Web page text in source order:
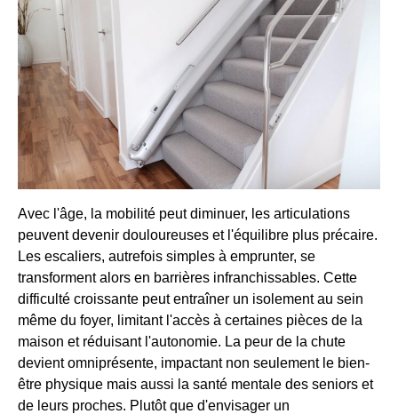
Avec l'âge, la mobilité peut diminuer, les articulations
peuvent devenir douloureuses et l'équilibre plus précaire.
Les escaliers, autrefois simples à emprunter, se
transforment alors en barrières infranchissables. Cette
difficulté croissante peut entraîner un isolement au sein
même du foyer, limitant l'accès à certaines pièces de la
maison et réduisant l'autonomie. La peur de la chute
devient omniprésente, impactant non seulement le bien-
être physique mais aussi la santé mentale des seniors et
de leurs proches. Plutôt que d'envisager un